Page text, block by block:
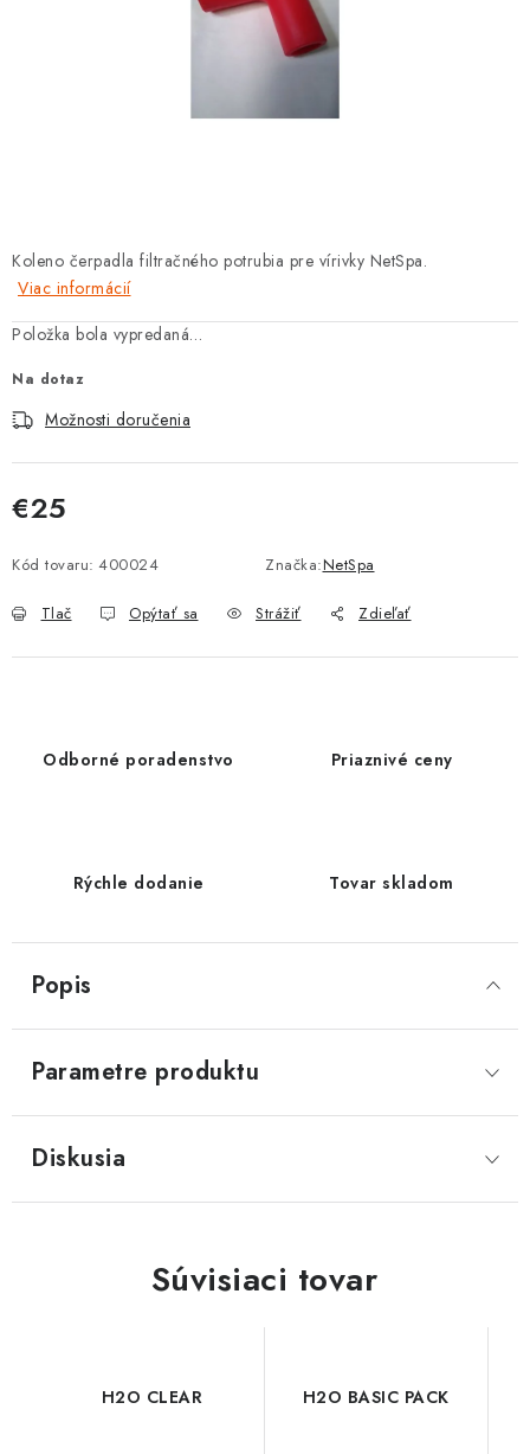
Obchodné podmienky
Odstúpenie od zmluvy
Reklamačný poriadok
Spôsob dopravy a platby
Vernostný program
Koleno čerpadla filtračného potrubia pre vírivky NetSpa.
Viac informácií
Položka bola vypredaná…
Na dotaz
Možnosti doručenia
€25
Kód tovaru: 400024 Značka:NetSpa
Tlač Opýtať sa Strážiť Zdieľať
Odborné poradenstvo Priaznivé ceny
Rýchle dodanie Tovar skladom
Popis
Parametre produktu
Diskusia
Súvisiaci tovar
H2O CLEAR H2O BASIC PACK